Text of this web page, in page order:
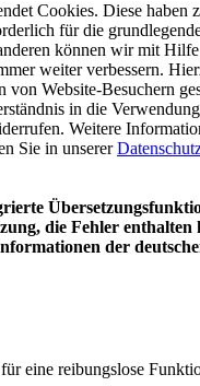
Cookies. Diese haben
für die
können wir mit
weiter verbessern.
von Website-Besuchern
in die
Weitere
Sie in unserer
die Fehler enthalten
der
eine reibungslose